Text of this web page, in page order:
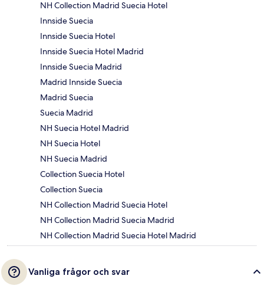
NH Collection Madrid Suecia Hotel
Innside Suecia
Innside Suecia Hotel
Innside Suecia Hotel Madrid
Innside Suecia Madrid
Madrid Innside Suecia
Madrid Suecia
Suecia Madrid
NH Suecia Hotel Madrid
NH Suecia Hotel
NH Suecia Madrid
Collection Suecia Hotel
Collection Suecia
NH Collection Madrid Suecia Hotel
NH Collection Madrid Suecia Madrid
NH Collection Madrid Suecia Hotel Madrid
Vanliga frågor och svar